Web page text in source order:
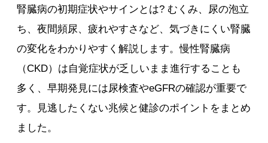
腎臓病の初期症状やサインとは? むくみ、尿の泡立
ち、夜間頻尿、疲れやすさなど、気づきにくい腎臓
の変化をわかりやすく解説します。慢性腎臓病
（CKD）は自覚症状が乏しいまま進行することも
多く、早期発見には尿検査やeGFRの確認が重要で
す。見逃したくない兆候と健診のポイントをまとめ
ました。